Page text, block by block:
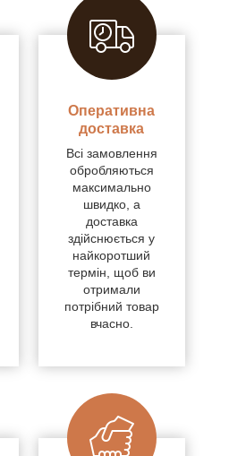
Оперативна
доставка
Всі замовлення
обробляються
максимально
швидко, а
доставка
здійснюється у
найкоротший
термін, щоб ви
отримали
потрібний товар
вчасно.